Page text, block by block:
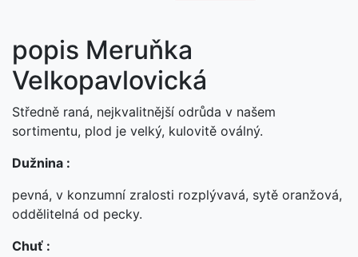
popis Meruňka
Velkopavlovická
Středně raná, nejkvalitnější odrůda v našem
sortimentu, plod je velký, kulovitě oválný.
Dužnina :
pevná, v konzumní zralosti rozplývavá, sytě oranžová,
oddělitelná od pecky.
Chuť :